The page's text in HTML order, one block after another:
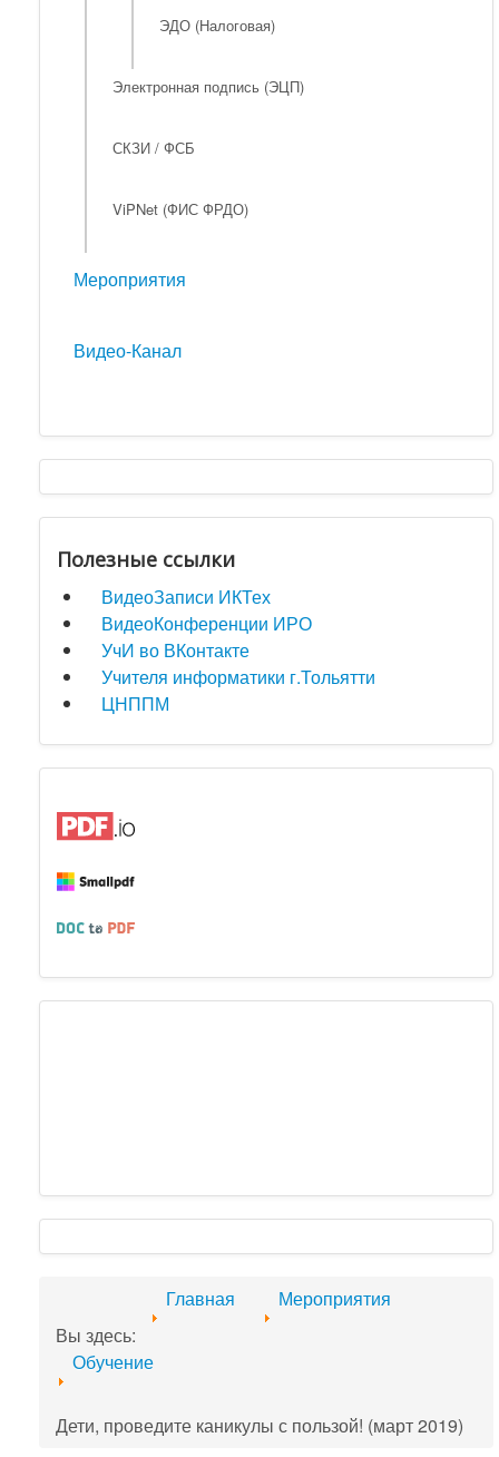
ЭДО (Налоговая)
Электронная подпись (ЭЦП)
СКЗИ / ФСБ
ViPNet (ФИС ФРДО)
Мероприятия
Видео-Канал
Полезные ссылки
ВидеоЗаписи ИКТех
ВидеоКонференции ИРО
УчИ во ВКонтакте
Учителя информатики г.Тольятти
ЦНППМ
Вы здесь:
Главная Мероприятия
Обучение
Дети, проведите каникулы с пользой! (март 2019)